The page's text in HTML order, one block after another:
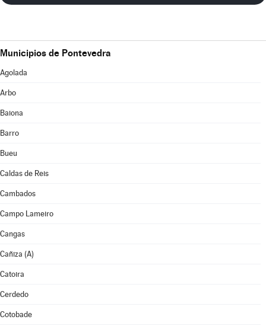
Municipios de Pontevedra
Agolada
Arbo
Baiona
Barro
Bueu
Caldas de Reis
Cambados
Campo Lameiro
Cangas
Cañiza (A)
Catoira
Cerdedo
Cotobade